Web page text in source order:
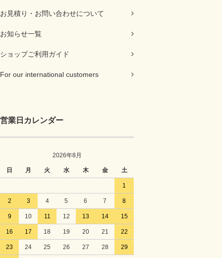
お見積り・お問い合わせについて
お知らせ一覧
ショップご利用ガイド
For our international customers
営業日カレンダー
2026年8月
日 月 火 水 木 金 土
1
2 3 4 5 6 7 8
9 10 11 12 13 14 15
16 17 18 19 20 21 22
23 24 25 26 27 28 29